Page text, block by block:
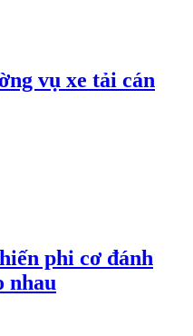
vụ xe tải cán
phi cơ đánh
nhau